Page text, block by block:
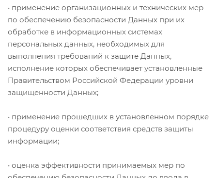
• применение организационных и технических мер
по обеспечению безопасности Данных при их
обработке в информационных системах
персональных данных, необходимых для
выполнения требований к защите Данных,
исполнение которых обеспечивает установленные
Правительством Российской Федерации уровни
защищенности Данных;
• применение прошедших в установленном порядке
процедуру оценки соответствия средств защиты
информации;
• оценка эффективности принимаемых мер по